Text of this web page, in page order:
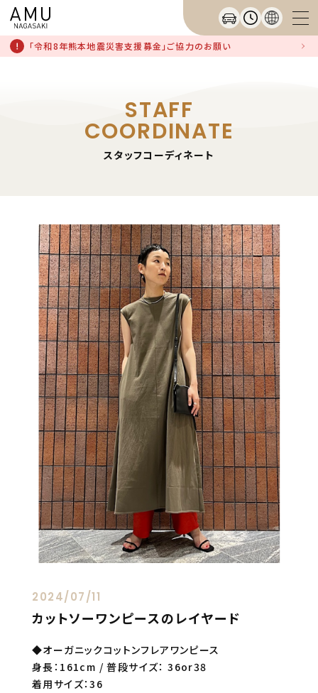
「令和8年熊本地震災害支援募金」ご協力のお願い
STAFF
COORDINATE
スタッフコーディネート
2024/07/11
カットソーワンピースのレイヤード
◆オーガニックコットンフレアワンピース
身長：161cm / 普段サイズ： 36or38
着用サイズ：36